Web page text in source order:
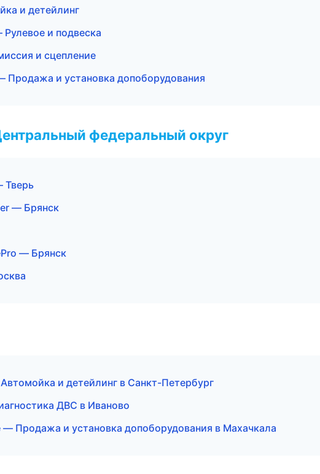
и детейлинг
и подвеска
и сцепление
и установка допоборудования
федеральный округ
Тверь
— Брянск
— Брянск
и детейлинг в Санкт-Петербург
ДВС в Иваново
— Продажа и установка допоборудования в Махачкала